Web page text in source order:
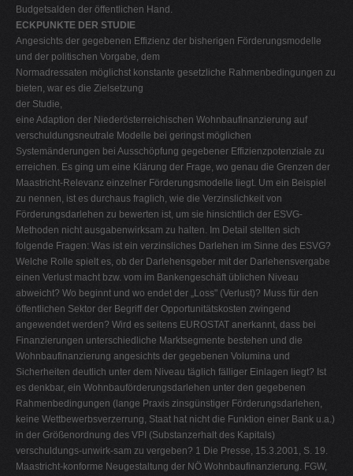
Budgetsalden der öffentlichen Hand.
ECKPUNKTE DER STUDIE
Angesichts der gegebenen Effizienz der bisherigen Förderungsmodelle
und der politischen Vorgabe, dem
Normadressaten möglichst konstante gesetzliche Rahmenbedingungen zu
bieten, war es die Zielsetzung
der Studie,
eine Adaption der Niederösterreichischen Wohnbaufinanzierung auf
verschuldungsneutrale Modelle bei geringst möglichen
Systemänderungen bei Ausschöpfung gegebener Effizienzpotenziale zu
erreichen. Es ging um eine Klärung der Frage, wo genau die Grenzen der
Maastricht-Relevanz einzelner Förderungsmodelle liegt. Um ein Beispiel
zu nennen, ist es durchaus fraglich, wie die Verzinslichkeit von
Förderungsdarlehen zu bewerten ist, um sie hinsichtlich der ESVG-
Methoden nicht ausgabenwirksam zu halten. Im Detail stellten sich
folgende Fragen: Was ist ein verzinsliches Darlehen im Sinne des ESVG?
Welche Rolle spielt es, ob der Darlehensgeber mit der Darlehensvergabe
einen Verlust macht bzw. vom im Bankengeschäft üblichen Niveau
abweicht? Wo beginnt und wo endet der „Loss" (Verlust)? Muss für den
öffentlichen Sektor der Begriff der Opportunitätskosten zwingend
angewendet werden? Wird es seitens EUROSTAT anerkannt, dass bei
Finanzierungen unterschiedliche Marktsegmente bestehen und die
Wohnbaufinanzierung angesichts der gegebenen Volumina und
Sicherheiten deutlich unter dem Niveau täglich fälliger Einlagen liegt? Ist
es denkbar, ein Wohnbauförderungsdarlehen unter den gegebenen
Rahmenbedingungen (lange Praxis zinsgünstiger Förderungsdarlehen,
keine Wettbewerbsverzerrung, Staat hat nicht die Funktion einer Bank u.a.)
in der Größenordnung des VPI (Substanzerhalt des Kapitals)
verschuldungs-unwirk-sam zu vergeben? 1 Die Presse, 15.3.2001, S. 19.
Maastricht-konforme Neugestaltung der NÖ Wohnbaufinanzierung. FGW,